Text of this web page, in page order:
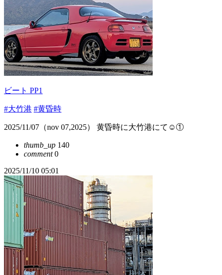
ビート PP1
#大竹港 #黄昏時
2025/11/07（nov 07,2025） 黄昏時に大竹港にて☺️①
thumb_up 140
comment0
2025/11/10 05:01